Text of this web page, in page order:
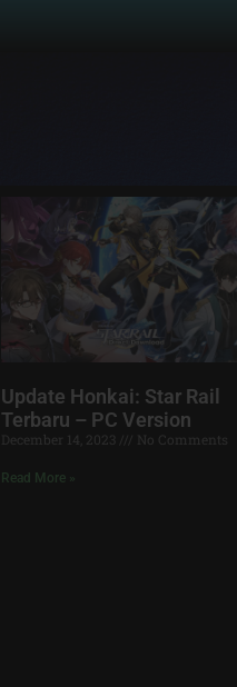
Update Honkai: Star Rail
Terbaru – PC Version
December 14, 2023 No Comments
Read More »